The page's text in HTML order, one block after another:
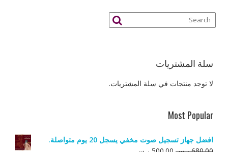
سلة المشتريات
لا توجد منتجات في سلة المشتريات.
Most Popular
افضل جهاز تسجيل صوت مخفي يسجل 20 يوم متواصلة.